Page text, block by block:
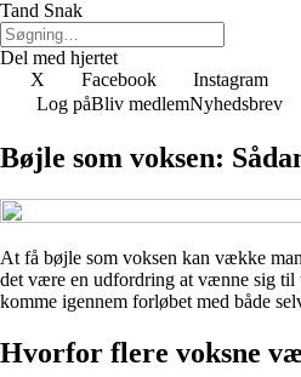
Tand Snak
Del med hjertet
X
Facebook Instagram
Log påBliv medlemNyhedsbrev
Bøjle som voksen:
At få bøjle som voksen kan vække
det være en udfordring at vænne sig til
komme igennem forløbet med både
Hvorfor flere voksne